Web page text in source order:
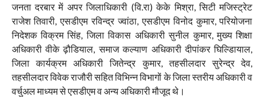
जनता दरबार में अपर जिलाधिकारी (वि.रा) केके मिश्रा, सिटी मजिस्ट्रेट
राजेश तिवारी, एसडीएम रविन्द्र ज्वांठा, एसडीएम विनोद कुमार, परियोजना
निदेशक विक्रम सिंह, जिला विकास अधिकारी सुनील कुमार, मुख्य शिक्षा
अधिकारी वीके ढ़ौडियाल, समाज कल्याण अधिकारी दीपांकर घिल्डिायाल,
जिला कार्यक्रम अधिकारी जितेन्द्र कुमार, तहसीलदार सुरेन्द्र देव,
तहसीलदार विवेक राजौरी सहित विभिन्न विभागों के जिला स्तरीय अधिकारी व
वर्चुअल माध्यम से एसडीएम व अन्य अधिकारी मौजूद थे।